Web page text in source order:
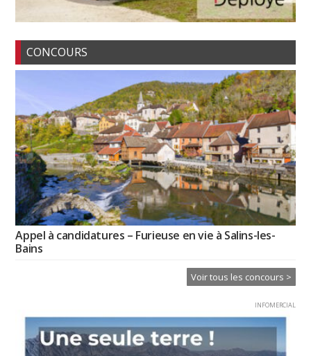
CONCOURS
Appel à candidatures – Furieuse en vie à Salins-les-
Bains
Voir tous les concours >
INFOMERCIAL